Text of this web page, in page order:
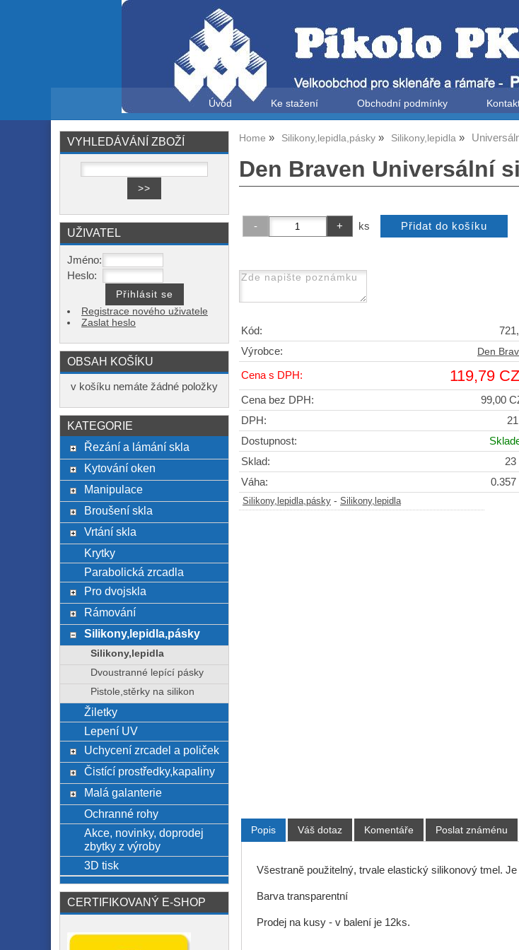
Úvod Ke stažení Obchodní podmínky
Home Silikony,lepidla,pásky Silikony,lepidla
Den Braven Universální
ks
Kód:
Výrobce:
Den
Cena s DPH: 119,79
Cena bez DPH:
99,00
DPH:
Dostupnost:
Sklad:
23
Váha:
0.357
Silikony,lepidla,pásky - Silikony,lepidla
Popis Váš dotaz Komentáře Poslat známénu
Všestraně použitelný, trvale elastický silikonový tmel.
Barva transparentní
Prodej na kusy - v balení je 12ks.
VYHLEDÁVÁNÍ ZBOŽÍ
UŽIVATEL
Jméno:
Heslo:
Registrace nového uživatele
Zaslat heslo
OBSAH KOŠÍKU
v košíku nemáte žádné položky
KATEGORIE
Řezání a lámání skla
Kytování oken
Manipulace
Broušení skla
Vrtání skla
Krytky
Parabolická zrcadla
Pro dvojskla
Rámování
Silikony,lepidla,pásky
Silikony,lepidla
Dvoustranné lepící pásky
Pistole,stěrky na silikon
Žiletky
Lepení UV
Uchycení zrcadel a poliček
Čistící prostředky,kapaliny
Malá galanterie
Ochranné rohy
Akce, novinky, doprodej
zbytky z výroby
3D tisk
CERTIFIKOVANÝ E-SHOP